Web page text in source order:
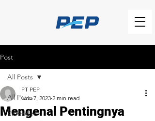
Post
All Posts
Kontraktor
All Posts
Mengenal Pentingnya
PT PEP
Nov 7, 2023 2 min read